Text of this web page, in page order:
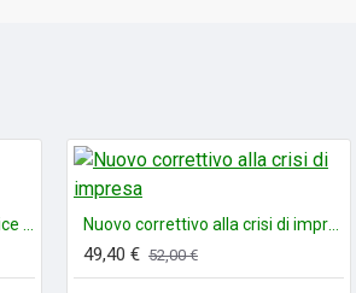
giugno 2025.
Nuovo correttivo alla crisi di impresa
49,40 € 52,00 €